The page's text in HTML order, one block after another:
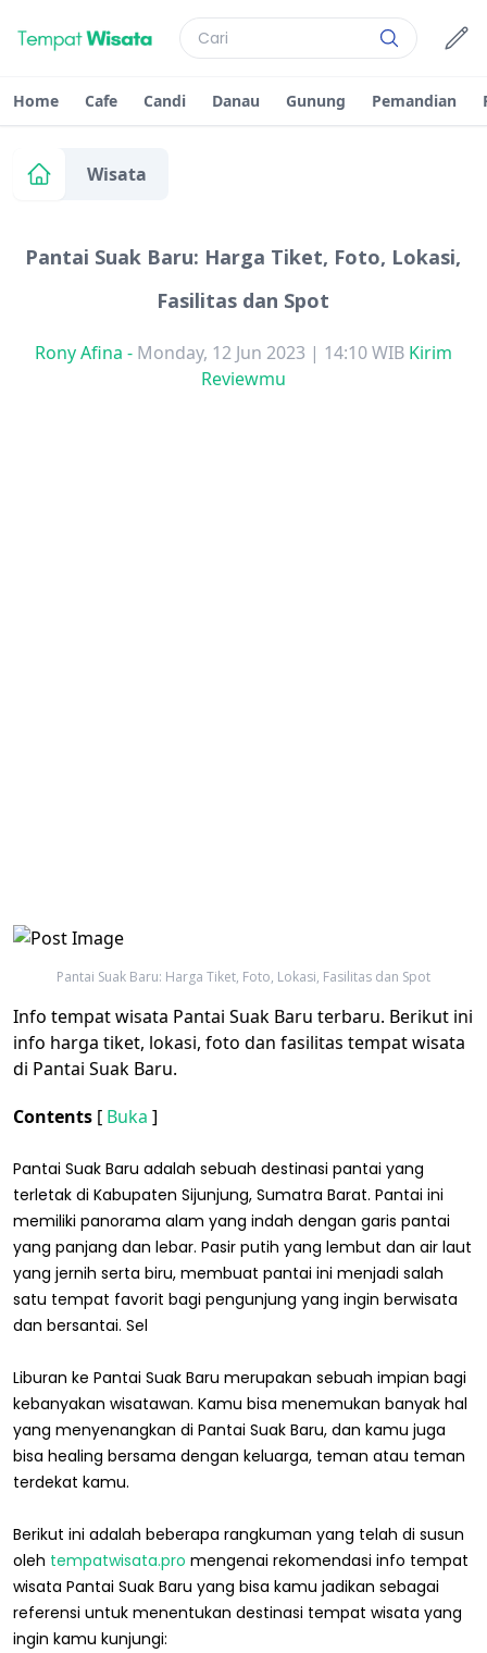
Home Cafe Candi Danau Gunung Pemandian
Wisata
Pantai Suak Baru: Harga Tiket, Foto, Lokasi,
Fasilitas dan Spot
Rony Afina - Monday, 12 Jun 2023 | 14:10 WIB Kirim
Reviewmu
Pantai Suak Baru: Harga Tiket, Foto, Lokasi, Fasilitas dan Spot
Info tempat wisata Pantai Suak Baru terbaru. Berikut ini
info harga tiket, lokasi, foto dan fasilitas tempat wisata
di Pantai Suak Baru.
Contents [ Buka ]
Pantai Suak Baru adalah sebuah destinasi pantai yang
terletak di Kabupaten Sijunjung, Sumatra Barat. Pantai ini
memiliki panorama alam yang indah dengan garis pantai
yang panjang dan lebar. Pasir putih yang lembut dan air laut
yang jernih serta biru, membuat pantai ini menjadi salah
satu tempat favorit bagi pengunjung yang ingin berwisata
dan bersantai. Sel
Liburan ke Pantai Suak Baru merupakan sebuah impian bagi
kebanyakan wisatawan. Kamu bisa menemukan banyak hal
yang menyenangkan di Pantai Suak Baru, dan kamu juga
bisa healing bersama dengan keluarga, teman atau teman
terdekat kamu.
Berikut ini adalah beberapa rangkuman yang telah di susun
oleh tempatwisata.pro mengenai rekomendasi info tempat
wisata Pantai Suak Baru yang bisa kamu jadikan sebagai
referensi untuk menentukan destinasi tempat wisata yang
ingin kamu kunjungi: